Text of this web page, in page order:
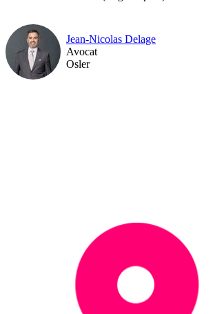
Jean-Nicolas Delage
Avocat
Osler